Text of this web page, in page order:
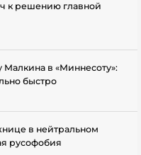
к решению главной
в «Миннесоту»:
быстро
в нейтральном
русофобия